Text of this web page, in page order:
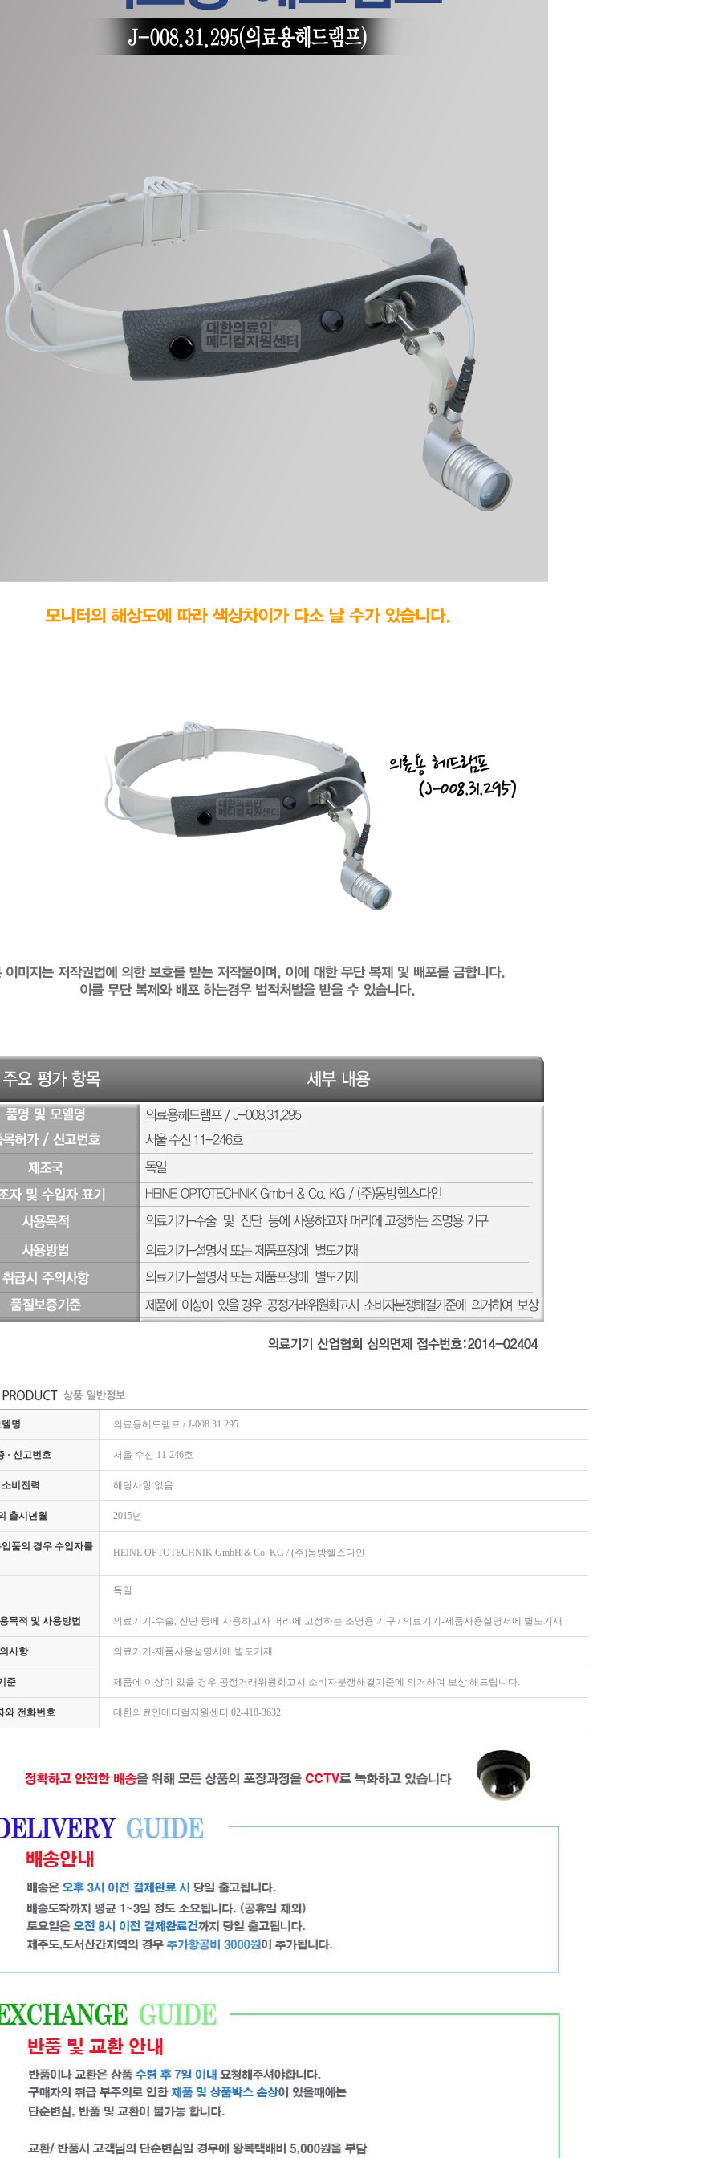
명 의료용헤드램프 / J-008.31.295
· 신고번호 서울 수신 11-246호
비전력 해당사항 없음
출시년월 2015년
품의 경우 수입자를
HEINE OPTOTECHNIK GmbH & Co. KG / (주)동방헬스다인
독일
목적 및 사용방법 의료기기-수술, 진단 등에 사용하고자 머리에 고정하는 조명용 기구 / 의료기기-제품사용설명서에 별도기재
사항 의료기기-제품사용설명서에 별도기재
준 제품에 이상이 있을 경우 공정거래위원회고시 소비자분쟁해결기준에 의거하여 보상 해드립니다.
와 전화번호 대한의료인메디컬지원센터 02-418-3632